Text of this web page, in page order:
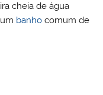
cheia de água
banho comum de